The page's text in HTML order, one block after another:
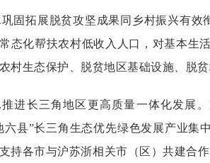
巩固拓展脱贫攻坚成果同乡村振兴有效
态化帮扶农村低收入人口，对基本生
村生态保护、脱贫地区基础设施、脱
推进长三角地区更高质量一体化发展。
六县”长三角生态优先绿色发展产业集
持各市与沪苏浙相关市（区）共建合